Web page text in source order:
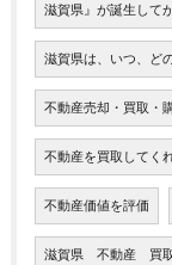
滋賀県』が誕生して
滋賀県は、いつ、ど
不動産売却・買取・
不動産を買取してく
不動産価値を評価
滋賀県 不動産 買